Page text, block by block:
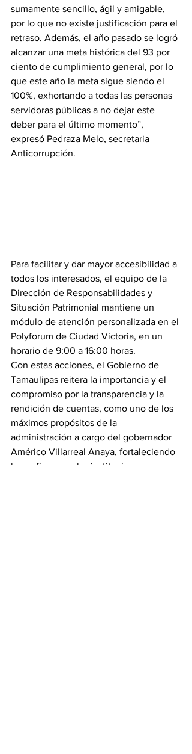
sumamente sencillo, ágil y amigable,
por lo que no existe justificación para el
retraso. Además, el año pasado se logró
alcanzar una meta histórica del 93 por
ciento de cumplimiento general, por lo
que este año la meta sigue siendo el
100%, exhortando a todas las personas
servidoras públicas a no dejar este
deber para el último momento”,
expresó Pedraza Melo, secretaria
Anticorrupción.
Para facilitar y dar mayor accesibilidad a
todos los interesados, el equipo de la
Dirección de Responsabilidades y
Situación Patrimonial mantiene un
módulo de atención personalizada en el
Polyforum de Ciudad Victoria, en un
horario de 9:00 a 16:00 horas.
Con estas acciones, el Gobierno de
Tamaulipas reitera la importancia y el
compromiso por la transparencia y la
rendición de cuentas, como uno de los
máximos propósitos de la
administración a cargo del gobernador
Américo Villarreal Anaya, fortaleciendo
la confianza en las instituciones.